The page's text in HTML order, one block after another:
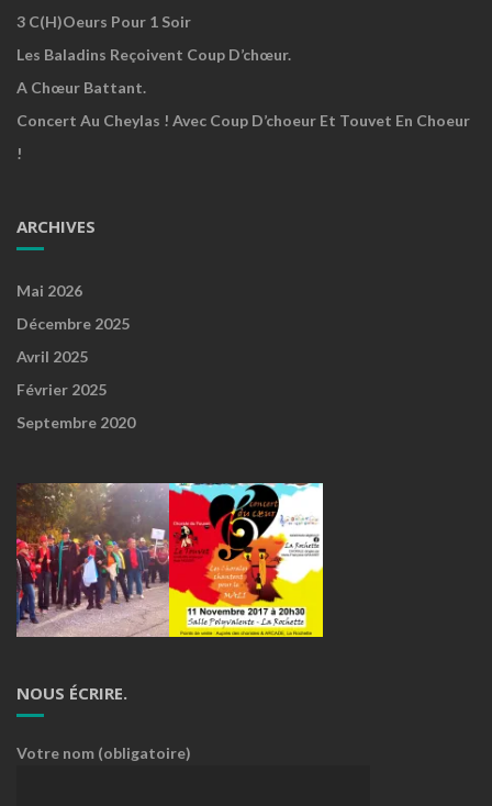
3 C(h)oeurs Pour 1 Soir
Les Baladins Reçoivent Coup D’chœur.
A Chœur Battant.
Concert Au Cheylas ! Avec Coup D’choeur Et Touvet En Choeur
!
ARCHIVES
Mai 2026
Décembre 2025
Avril 2025
Février 2025
Septembre 2020
NOUS ÉCRIRE.
Votre nom (obligatoire)